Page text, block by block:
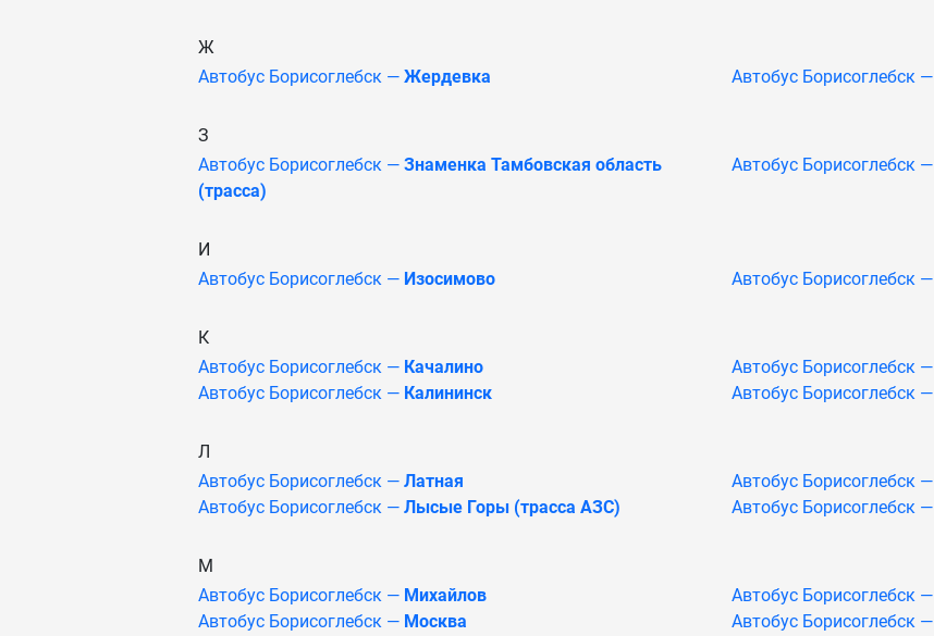
Ж
Автобус Борисоглебск — Жердевка Автобус Борисоглебск —
З
Автобус Борисоглебск — Знаменка Тамбовская область
(трасса)
Автобус Борисоглебск —
И
Автобус Борисоглебск — Изосимово Автобус Борисоглебск —
К
Автобус Борисоглебск — Качалино Автобус Борисоглебск —
Автобус Борисоглебск — Калининск Автобус Борисоглебск —
Л
Автобус Борисоглебск — Латная Автобус Борисоглебск —
Автобус Борисоглебск — Лысые Горы (трасса АЗС) Автобус Борисоглебск —
М
Автобус Борисоглебск — Михайлов Автобус Борисоглебск —
Автобус Борисоглебск — Москва Автобус Борисоглебск —